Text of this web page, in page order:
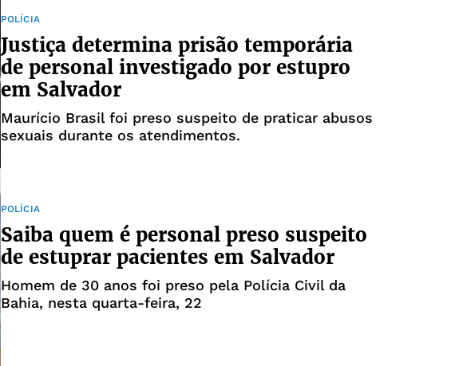
POLÍCIA
Justiça determina prisão temporária
de personal investigado por estupro
em Salvador
Maurício Brasil foi preso suspeito de praticar abusos
sexuais durante os atendimentos.
POLÍCIA
Saiba quem é personal preso suspeito
de estuprar pacientes em Salvador
Homem de 30 anos foi preso pela Polícia Civil da
Bahia, nesta quarta-feira, 22